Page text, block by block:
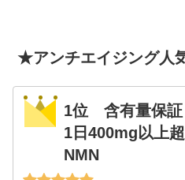
★アンチエイジング人
1位 含有量保証
1日400mg以上
NMN